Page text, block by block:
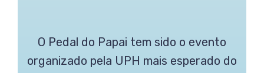
O Pedal do Papai tem sido o evento
organizado pela UPH mais esperado do